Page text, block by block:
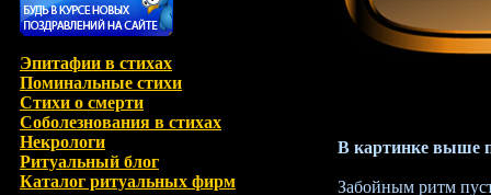
Эпитафии в стихах
Поминальные стихи
Стихи о смерти
Соболезнования в стихах
Некрологи
Ритуальный блог
Каталог ритуальных фирм
В картинке выше
Забойным ритм